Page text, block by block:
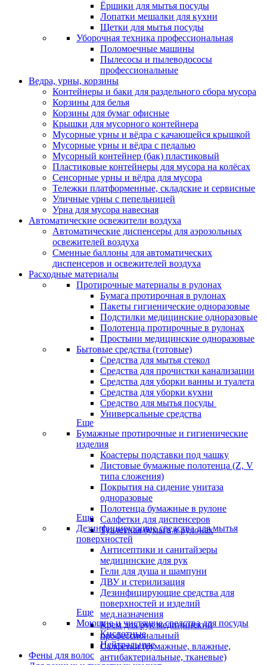
Ёршики для мытья посуды
Лопатки мешалки для кухни
Щетки для мытья посуды
Уборочная техника профессиональная
Поломоечные машины
Пылесосы и пылеводососы
профессиональные
Ведра, урны, корзины
Контейнеры и баки для раздельного сбора мусора
Корзины для белья
Корзины для бумаг офисные
Крышки для мусорного контейнера
Мусорные урны и вёдра с качающейся крышкой
Мусорные урны и вёдра с педалью
Мусорный контейнер (бак) пластиковый
Пластиковые контейнеры для мусора на колёсах
Сенсорные урны и вёдра для мусора
Тележки платформенные, складские и сервисные
Уличные урны с пепельницей
Урна для мусора навесная
Автоматические освежители воздуха
Автоматические диспенсеры для аэрозольных
освежителей воздуха
Сменные баллоны для автоматических
диспенсеров и освежителей воздуха
Расходные материалы
Протирочные материалы в рулонах
Бумага протирочная в рулонах
Пакеты гигиенические одноразовые
Подстилки медицинские одноразовые
Полотенца протирочные в рулонах
Простыни медицинские одноразовые
Бытовые средства (готовые)
Средства для мытья стекол
Средства для прочистки канализации
Средства для уборки ванны и туалета
Средства для уборки кухни
Средство для мытья посуды
Универсальные средства
Еще
Бумажные протирочные и гигиенические
изделия
Коастеры подставки под чашку
Листовые бумажные полотенца (Z, V
типа сложения)
Покрытия на сидение унитаза
одноразовые
Полотенца бумажные в рулоне
Салфетки для диспенсеров
Туалетная бумага в рулонах
Еще
Дезинфицирующие средства для мытья
поверхностей
Антисептики и санитайзеры
медицинские для рук
Гели для душа и шампуни
ДВУ и стерилизация
Дезинфицирующие средства для
поверхностей и изделий
мед.назначения
Крем для рук медицинский
профессиональный
Салфетки (бумажные, влажные,
антибактериальные, тканевые)
Еще
Моющие и чистящие средства для посуды
Кислотные
Нейтральные
Фены для волос